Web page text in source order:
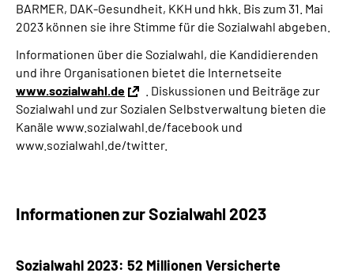
BARMER, DAK-Gesundheit, KKH und hkk. Bis zum 31. Mai
2023 können sie ihre Stimme für die Sozialwahl abgeben.
Informationen über die Sozialwahl, die Kandidierenden
und ihre Organisationen bietet die Internetseite
www.sozialwahl.de
. Diskussionen und Beiträge zur
Sozialwahl und zur Sozialen Selbstverwaltung bieten die
Kanäle www.sozialwahl.de/facebook und
www.sozialwahl.de/twitter.
Informationen zur Sozialwahl 2023
Sozialwahl 2023: 52 Millionen Versicherte